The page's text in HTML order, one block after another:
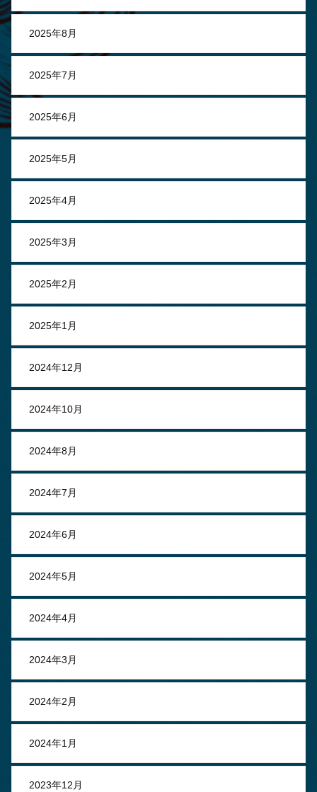
2025年8月
2025年7月
2025年6月
2025年5月
2025年4月
2025年3月
2025年2月
2025年1月
2024年12月
2024年10月
2024年8月
2024年7月
2024年6月
2024年5月
2024年4月
2024年3月
2024年2月
2024年1月
2023年12月